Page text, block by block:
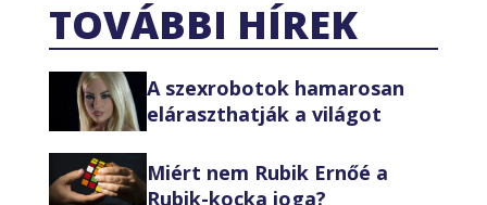
TOVÁBBI HÍREK
A szexrobotok hamarosan
eláraszthatják a világot
Miért nem Rubik Ernőé a
Rubik-kocka joga?